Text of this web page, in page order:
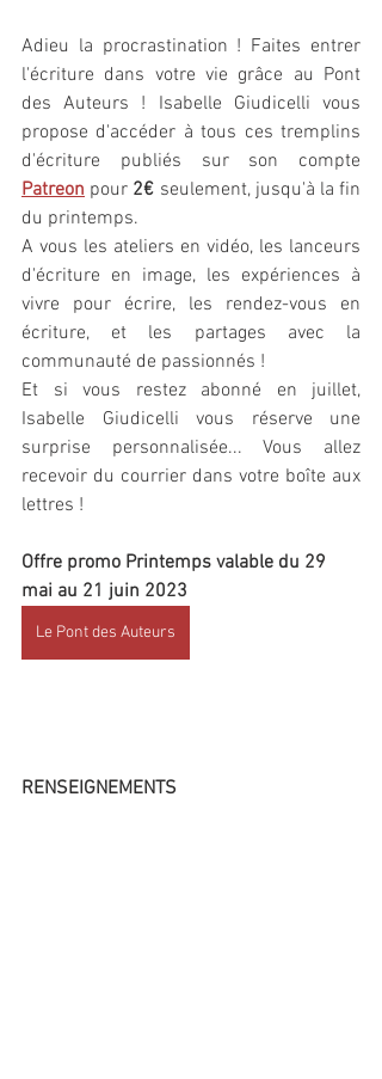
Adieu la procrastination ! Faites entrer
l'écriture dans votre vie grâce au Pont
des Auteurs ! Isabelle Giudicelli vous
propose d'accéder à tous ces tremplins
Patreon pour 2€ seulement, jusqu'à la fin
du printemps.
A vous les ateliers en vidéo, les lanceurs
d'écriture en image, les expériences à
vivre pour écrire, les rendez-vous en
écriture, et les partages avec la
communauté de passionnés !
Et si vous restez abonné en juillet,
Isabelle Giudicelli vous réserve une
surprise personnalisée... Vous allez
recevoir du courrier dans votre boîte aux
lettres !
Offre promo Printemps valable du 29
mai au 21 juin 2023
Le Pont des Auteurs
RENSEIGNEMENTS